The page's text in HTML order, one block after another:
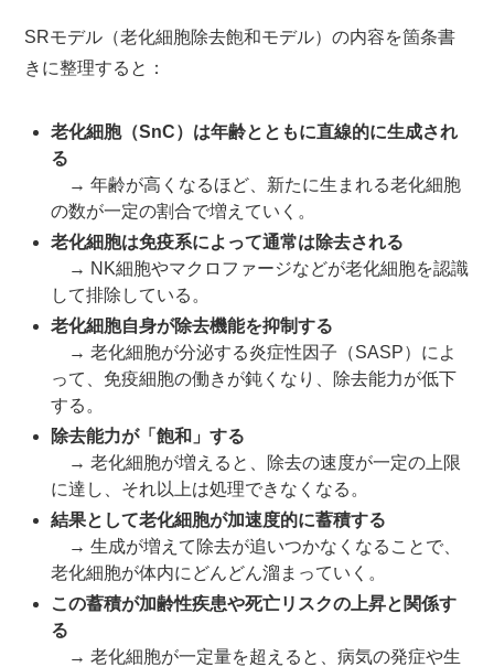
SRモデル（老化細胞除去飽和モデル）の内容を箇条書
きに整理すると：
老化細胞（SnC）は年齢とともに直線的に生成され
る
→ 年齢が高くなるほど、新たに生まれる老化細胞
の数が一定の割合で増えていく。
老化細胞は免疫系によって通常は除去される
→ NK細胞やマクロファージなどが老化細胞を認識
して排除している。
老化細胞自身が除去機能を抑制する
→ 老化細胞が分泌する炎症性因子（SASP）によ
って、免疫細胞の働きが鈍くなり、除去能力が低下
する。
除去能力が「飽和」する
→ 老化細胞が増えると、除去の速度が一定の上限
に達し、それ以上は処理できなくなる。
結果として老化細胞が加速度的に蓄積する
→ 生成が増えて除去が追いつかなくなることで、
老化細胞が体内にどんどん溜まっていく。
この蓄積が加齢性疾患や死亡リスクの上昇と関係す
る
→ 老化細胞が一定量を超えると、病気の発症や生